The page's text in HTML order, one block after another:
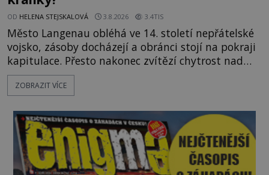
OD HELENA STEJSKALOVÁ 3.8.2026 3.4TIS
Město Langenau obléhá ve 14. století nepřátelské
vojsko, zásoby docházejí a obránci stojí na pokraji
kapitulace. Přesto nakonec zvítězí chytrost nad
hrubou silou. Podle staré německé legendy vypustí
obyvatelé za hradby dobře živeného králíka, aby
dost. Čas pracuje pro obléhatele. Ve městě ubývají
zásoby a každý den znamená další porci strádá
ZOBRAZIT VÍCE